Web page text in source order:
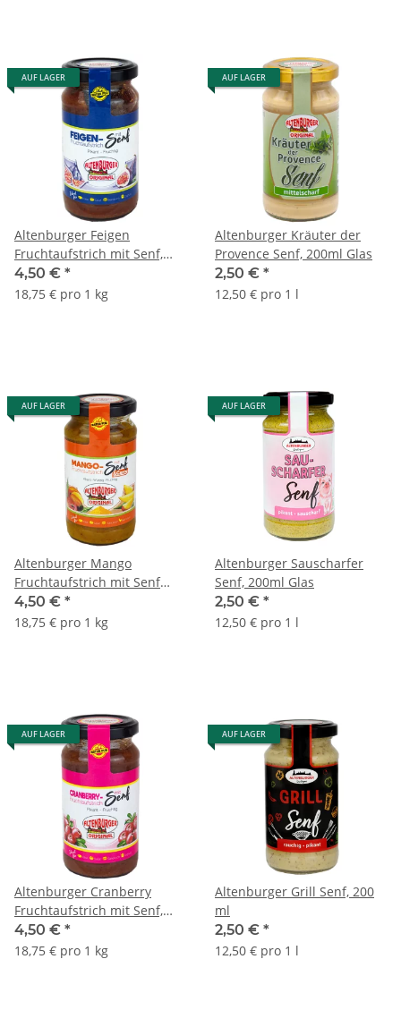
AUF LAGER
Altenburger Feigen
Fruchtaufstrich mit Senf,
190 ml / 240g Glas
4,50 € *
18,75 € pro 1 kg
AUF LAGER
Altenburger Kräuter der
Provence Senf, 200ml Glas
2,50 € *
12,50 € pro 1 l
AUF LAGER
Altenburger Mango
Fruchtaufstrich mit Senf
und Curry, 190 ml / 240 g
Glas
4,50 € *
18,75 € pro 1 kg
AUF LAGER
Altenburger Sauscharfer
Senf, 200ml Glas
2,50 € *
12,50 € pro 1 l
AUF LAGER
Altenburger Cranberry
Fruchtaufstrich mit Senf,
190 ml / 240g Glas
4,50 € *
18,75 € pro 1 kg
AUF LAGER
Altenburger Grill Senf, 200
ml
2,50 € *
12,50 € pro 1 l